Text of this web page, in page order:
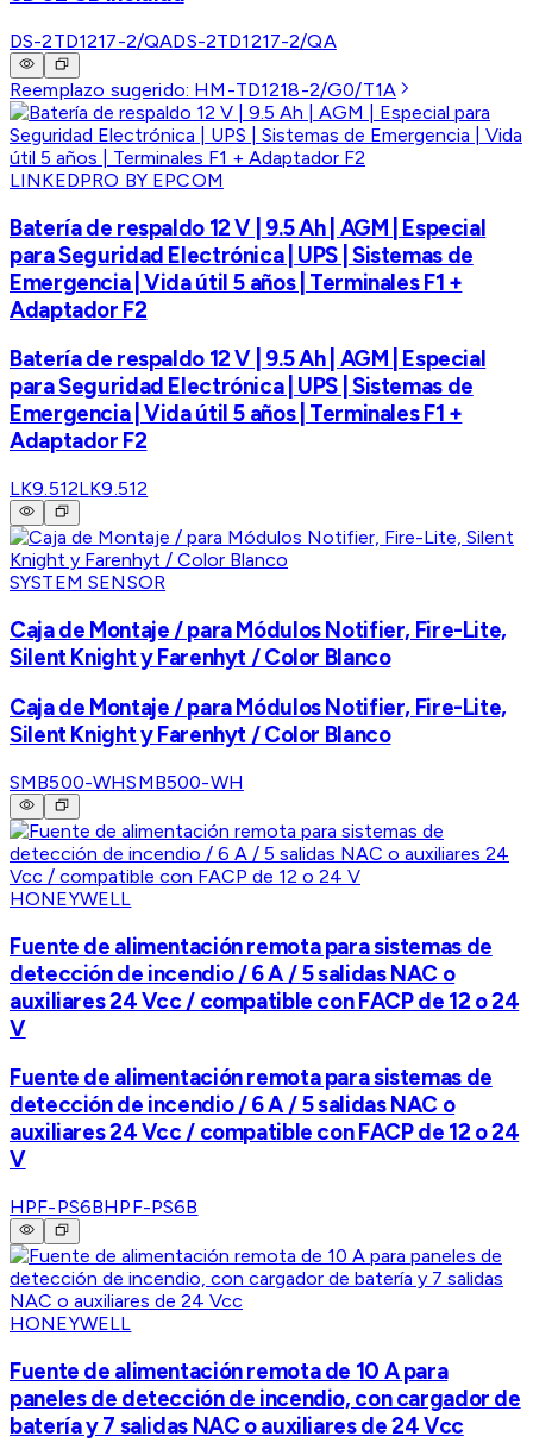
DS-2TD1217-2/QADS-2TD1217-2/QA
Reemplazo sugerido: HM-TD1218-2/G0/T1A
LINKEDPRO BY EPCOM
Batería de respaldo 12 V | 9.5 Ah | AGM | Especial
para Seguridad Electrónica | UPS | Sistemas de
Emergencia | Vida útil 5 años | Terminales F1 +
Adaptador F2
Batería de respaldo 12 V | 9.5 Ah | AGM | Especial
para Seguridad Electrónica | UPS | Sistemas de
Emergencia | Vida útil 5 años | Terminales F1 +
Adaptador F2
LK9.512LK9.512
SYSTEM SENSOR
Caja de Montaje / para Módulos Notifier, Fire-Lite,
Silent Knight y Farenhyt / Color Blanco
Caja de Montaje / para Módulos Notifier, Fire-Lite,
Silent Knight y Farenhyt / Color Blanco
SMB500-WHSMB500-WH
HONEYWELL
Fuente de alimentación remota para sistemas de
detección de incendio / 6 A / 5 salidas NAC o
auxiliares 24 Vcc / compatible con FACP de 12 o 24
V
Fuente de alimentación remota para sistemas de
detección de incendio / 6 A / 5 salidas NAC o
auxiliares 24 Vcc / compatible con FACP de 12 o 24
V
HPF-PS6BHPF-PS6B
HONEYWELL
Fuente de alimentación remota de 10 A para
paneles de detección de incendio, con cargador de
batería y 7 salidas NAC o auxiliares de 24 Vcc